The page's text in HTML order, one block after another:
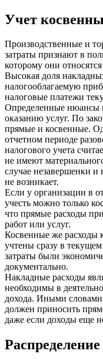
Учет
Производственные и
затраты признают в
которому они
Высокая доля
налогооблагаемую
налоговые платежи
Определенные нюансы
оказанию услуг. По
прямые и косвенные.
отчетном периоде
налогового учета
не имеют
случае незавершенки и
не возникает.
Если у организации в
учесть можно только
что прямые расходы
работ или услуг.
Косвенные же расходы
учтены сразу в
затраты были
документально.
Накладные расходы
необходимы в
дохода. Иными
должен приносить
даже если доходы еще